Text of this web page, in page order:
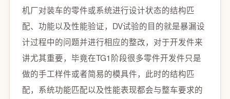
机厂对装车的零件或系统进行设计状态的结构匹
配、功能以及性能验证，DV试验的目的就是暴漏设
计过程中的问题并进行相应的整改，对于开发件来
讲尤其重要，毕竟在TG1阶段很多零件开发件只是
做的手工样件或者简易的模具件，此时的结构匹
配，系统功能匹配以及性能表现都会与整车要求的